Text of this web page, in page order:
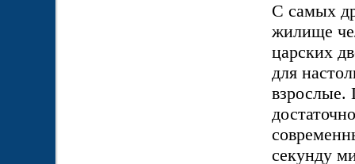
С самых
жилище
царских
для
взрослые.
секунду